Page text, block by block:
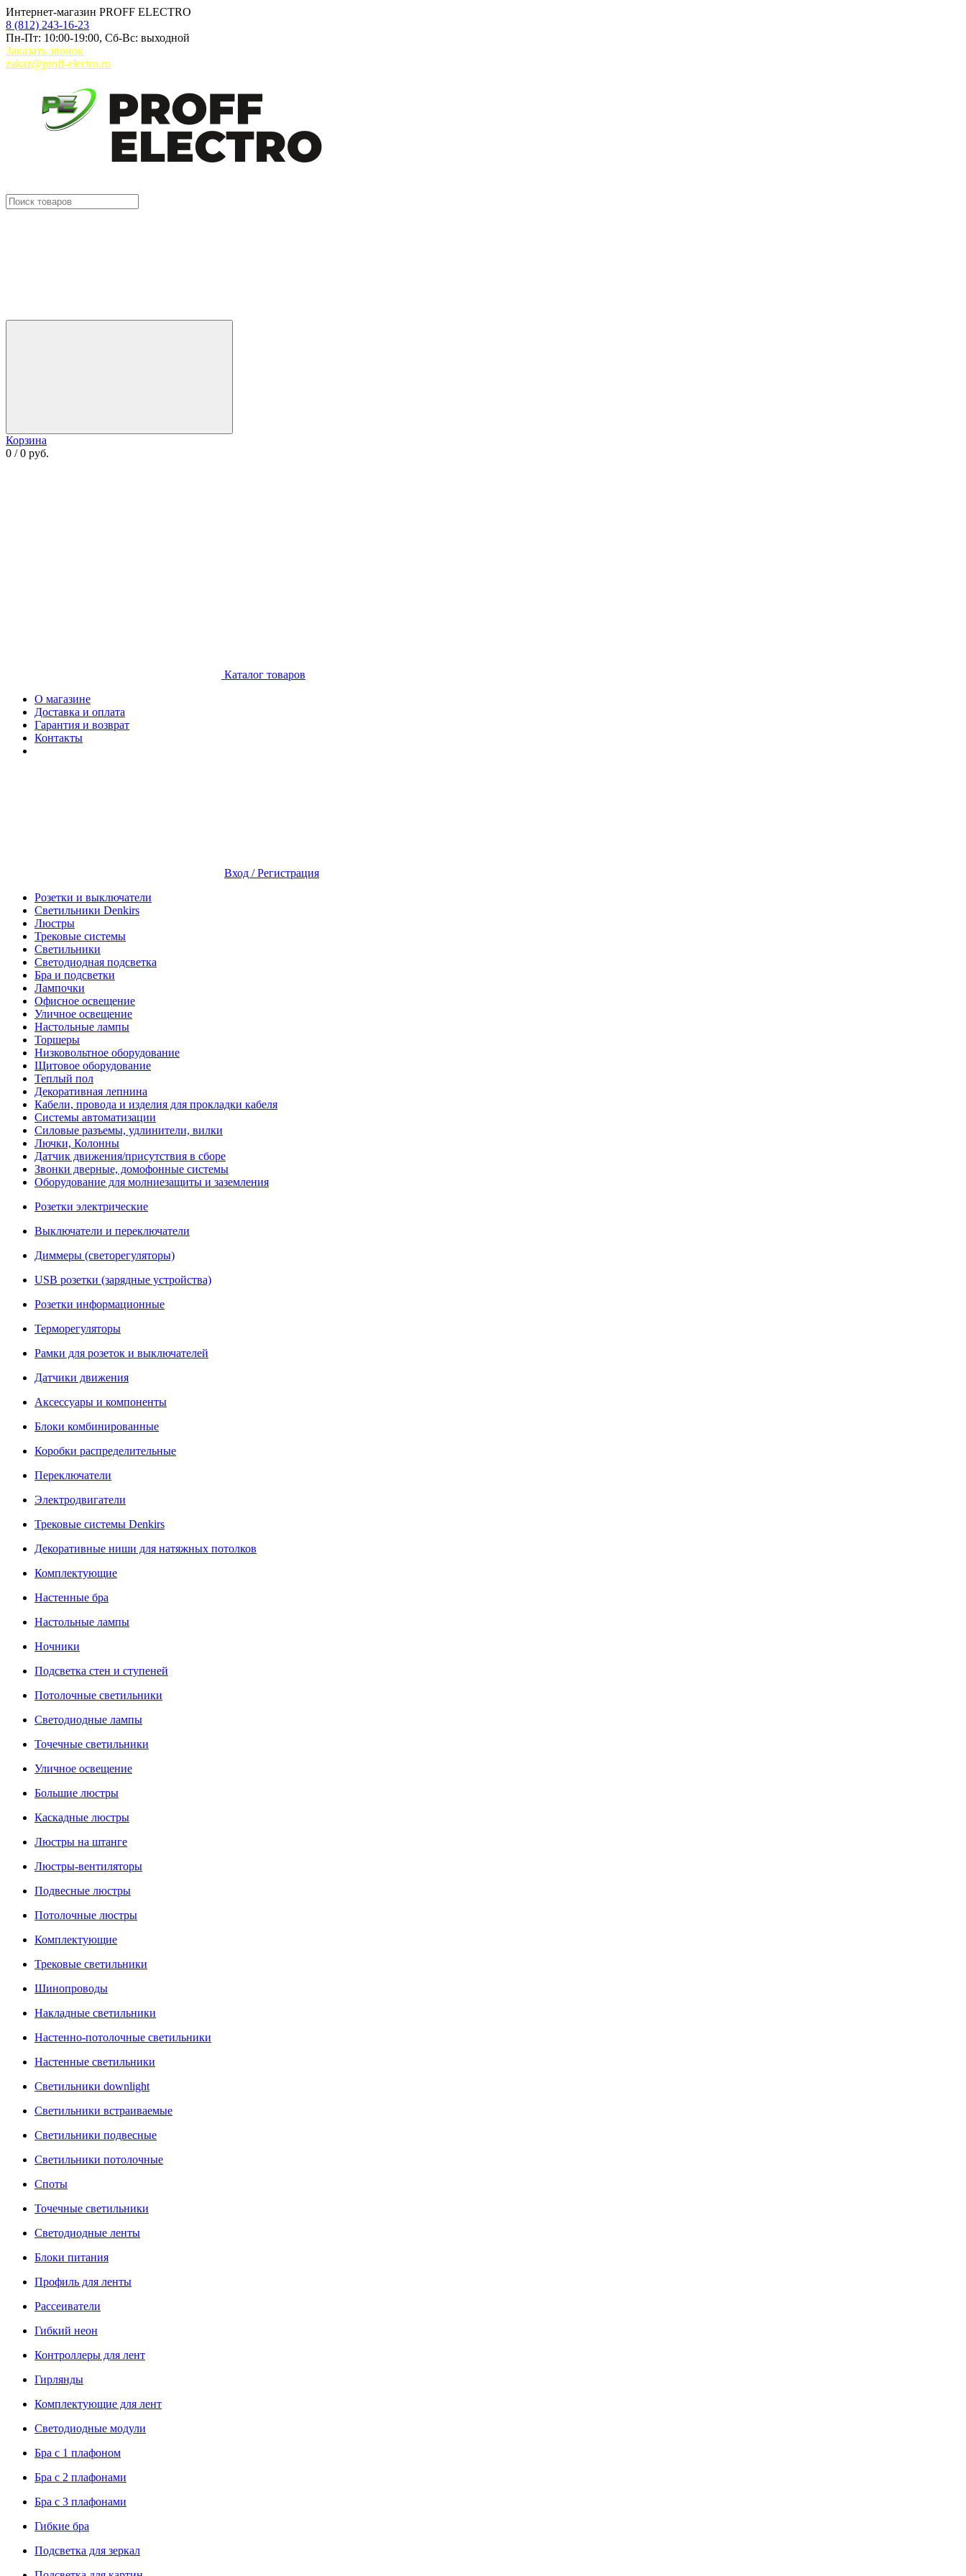
Интернет-магазин PROFF ELECTRO
8 (812) 243-16-23
Пн-Пт: 10:00-19:00, Сб-Вс: выходной
Заказать звонок
zakaz@proff-electro.ru
Корзина
0 / 0 руб.
Каталог товаров
О магазине
Доставка и оплата
Гарантия и возврат
Контакты
Вход / Регистрация
Розетки и выключатели
Светильники Denkirs
Люстры
Трековые системы
Светильники
Светодиодная подсветка
Бра и подсветки
Лампочки
Офисное освещение
Уличное освещение
Настольные лампы
Торшеры
Низковольтное оборудование
Щитовое оборудование
Теплый пол
Декоративная лепнина
Кабели, провода и изделия для прокладки кабеля
Системы автоматизации
Силовые разъемы, удлинители, вилки
Лючки, Колонны
Датчик движения/присутствия в сборе
Звонки дверные, домофонные системы
Оборудование для молниезащиты и заземления
Розетки электрические
Выключатели и переключатели
Диммеры (светорегуляторы)
USB розетки (зарядные устройства)
Розетки информационные
Терморегуляторы
Рамки для розеток и выключателей
Датчики движения
Аксессуары и компоненты
Блоки комбинированные
Коробки распределительные
Переключатели
Электродвигатели
Трековые системы Denkirs
Декоративные ниши для натяжных потолков
Комплектующие
Настенные бра
Настольные лампы
Ночники
Подсветка стен и ступеней
Потолочные светильники
Светодиодные лампы
Точечные светильники
Уличное освещение
Большие люстры
Каскадные люстры
Люстры на штанге
Люстры-вентиляторы
Подвесные люстры
Потолочные люстры
Комплектующие
Трековые светильники
Шинопроводы
Накладные светильники
Настенно-потолочные светильники
Настенные светильники
Светильники downlight
Светильники встраиваемые
Светильники подвесные
Светильники потолочные
Споты
Точечные светильники
Светодиодные ленты
Блоки питания
Профиль для ленты
Рассеиватели
Гибкий неон
Контроллеры для лент
Гирлянды
Комплектующие для лент
Светодиодные модули
Бра с 1 плафоном
Бра с 2 плафонами
Бра с 3 плафонами
Гибкие бра
Подсветка для зеркал